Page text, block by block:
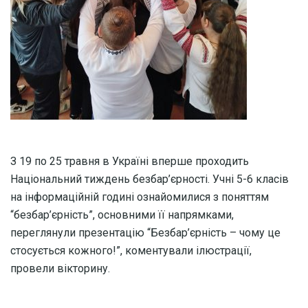
З 19 по 25 травня в Україні вперше проходить
Національний тиждень безбар’єрності. Учні 5-6 класів
на інформаційній годині ознайомилися з поняттям
“безбар’єрність”, основними її напрямками,
переглянули презентацію “Безбар’єрність – чому це
стосується кожного!”, коментували ілюстрації,
провели вікторину.